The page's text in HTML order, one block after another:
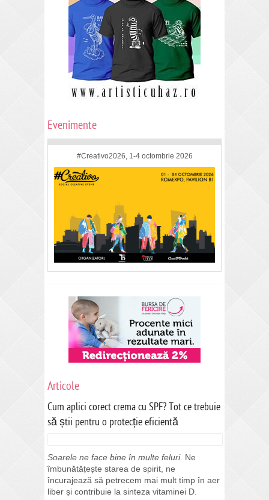
Evenimente
#Creativo2026, 1-4 octombrie 2026
Articole
Cum aplici corect crema cu SPF? Tot ce trebuie
să știi pentru o protecție eficientă
Soarele ne face bine în multe feluri. Ne
îmbunătățește starea de spirit, ne
încurajează să petrecem mai mult timp în aer
liber și contribuie la sinteza vitaminei D.